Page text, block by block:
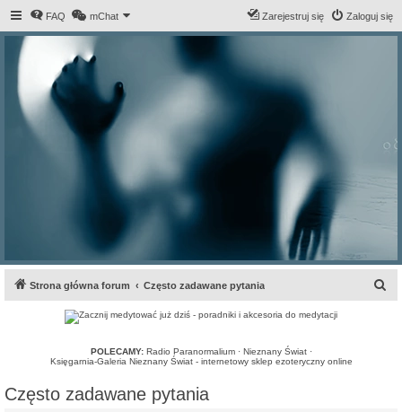
FAQ mChat Zaloguj się
Zarejestruj się
Strona główna forum Często zadawane pytania
POLECAMY: Radio Paranormalium· Nieznany Świat·
Księgarnia-Galeria Nieznany Świat - internetowy sklep ezoteryczny online
Często zadawane pytania